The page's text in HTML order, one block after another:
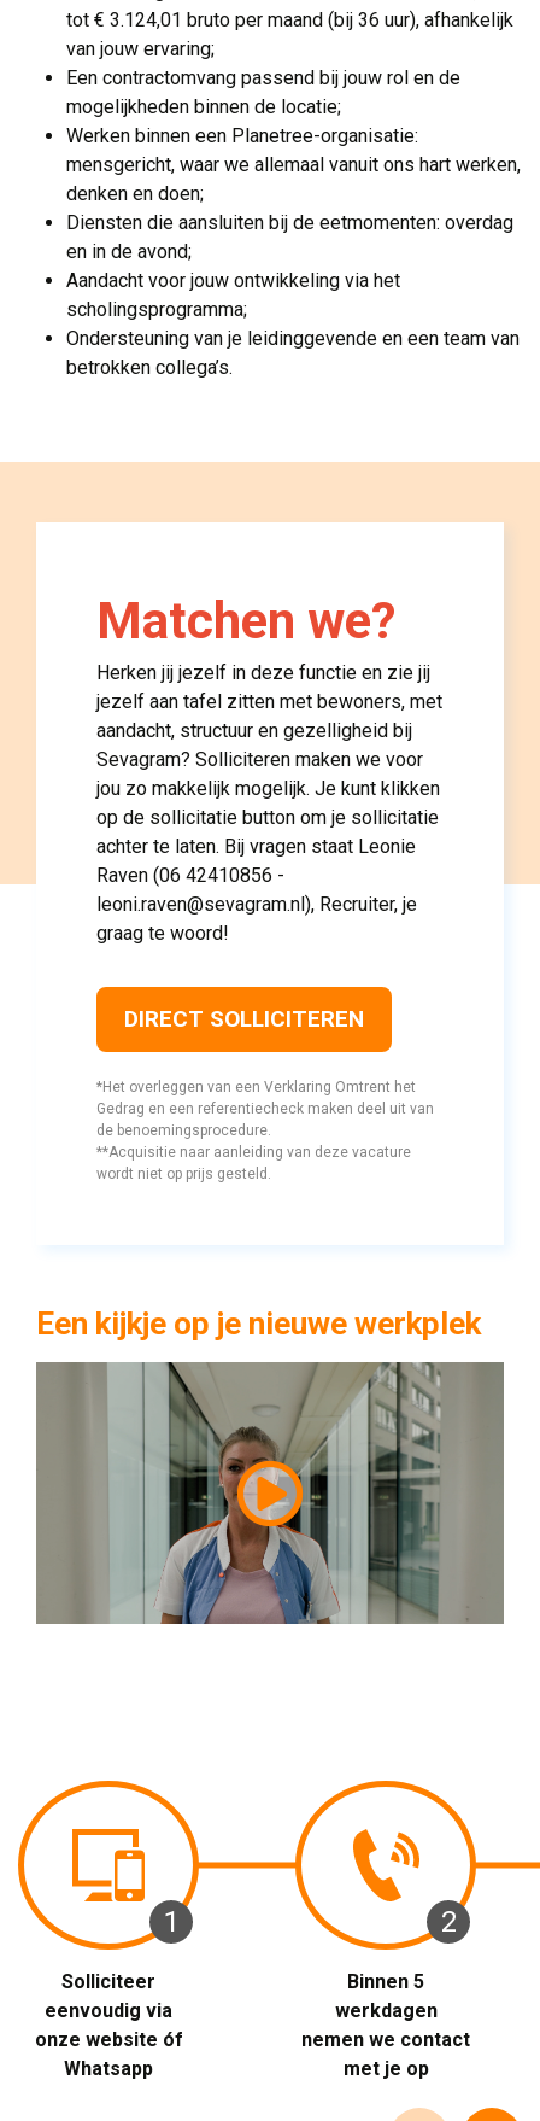
tot € 3.124,01 bruto per maand (bij 36 uur), afhankelijk
van jouw ervaring;
Een contractomvang passend bij jouw rol en de
mogelijkheden binnen de locatie;
Werken binnen een Planetree-organisatie:
mensgericht, waar we allemaal vanuit ons hart werken,
denken en doen;
Diensten die aansluiten bij de eetmomenten: overdag
en in de avond;
Aandacht voor jouw ontwikkeling via het
scholingsprogramma;
Ondersteuning van je leidinggevende en een team van
betrokken collega’s.
Matchen we?
Herken jij jezelf in deze functie en zie jij
jezelf aan tafel zitten met bewoners, met
aandacht, structuur en gezelligheid bij
Sevagram? Solliciteren maken we voor
jou zo makkelijk mogelijk. Je kunt klikken
op de sollicitatie button om je sollicitatie
achter te laten. Bij vragen staat Leonie
Raven (06 42410856 -
leoni.raven@sevagram.nl), Recruiter, je
graag te woord!
DIRECT SOLLICITEREN
*Het overleggen van een Verklaring Omtrent het
Gedrag en een referentiecheck maken deel uit van
de benoemingsprocedure.
**Acquisitie naar aanleiding van deze vacature
wordt niet op prijs gesteld.
Een kijkje op je nieuwe werkplek
1
Solliciteer
eenvoudig via
onze website óf
Whatsapp
2
Binnen 5
werkdagen
nemen we contact
met je op